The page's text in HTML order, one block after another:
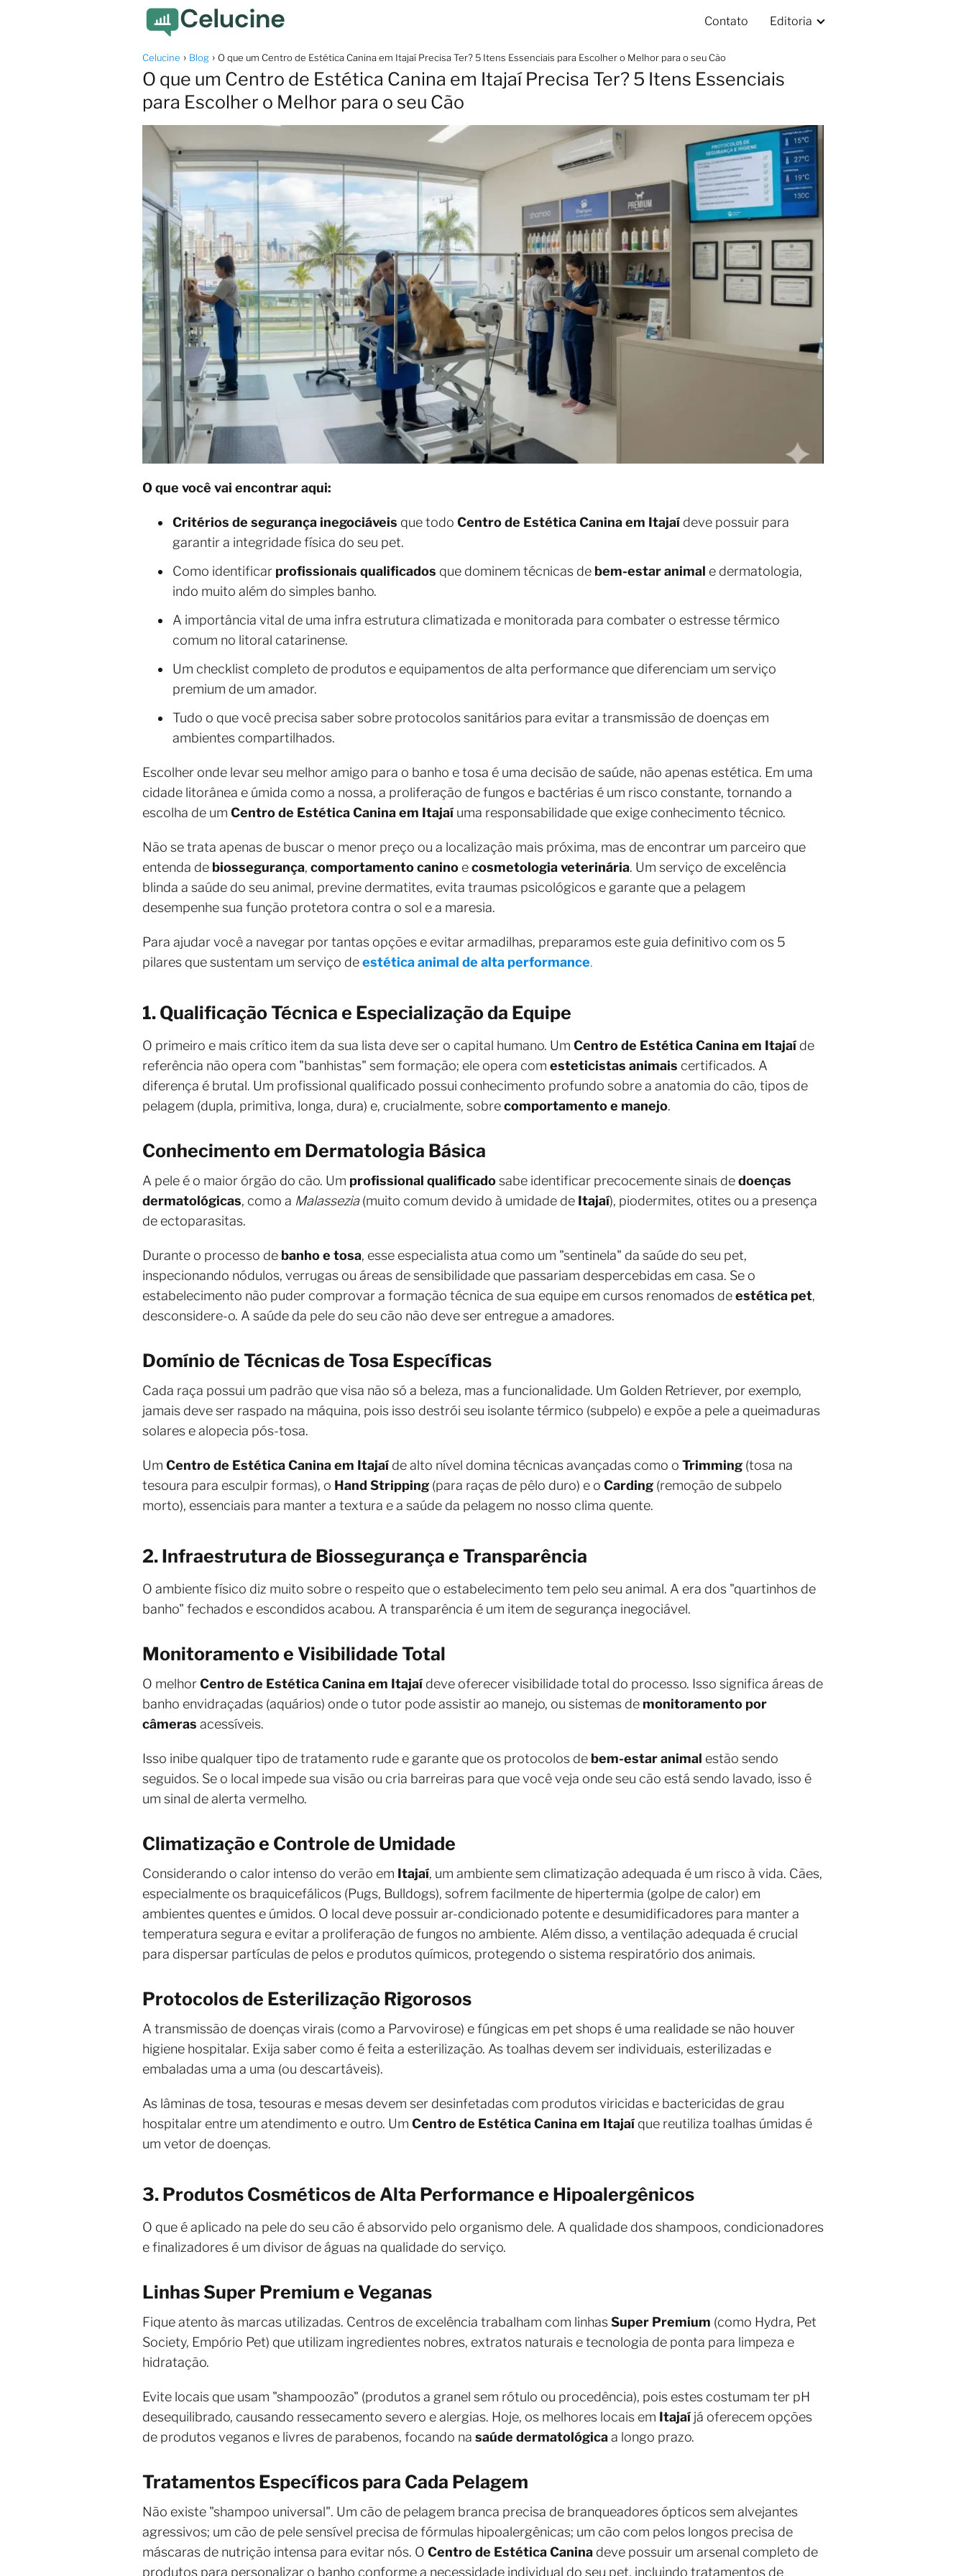
Contato Editoria
Celucine Blog O que um Centro de Estética Canina em Itajaí Precisa Ter? 5 Itens Essenciais para Escolher o Melhor para o seu Cão
O que um Centro de Estética Canina em Itajaí Precisa Ter? 5 Itens Essenciais
para Escolher o Melhor para o seu Cão
O que você vai encontrar aqui:
Critérios de segurança inegociáveis que todo Centro de Estética Canina em Itajaí deve possuir para
garantir a integridade física do seu pet.
Como identificar profissionais qualificados que dominem técnicas de bem-estar animal e dermatologia,
indo muito além do simples banho.
A importância vital de uma infra estrutura climatizada e monitorada para combater o estresse térmico
comum no litoral catarinense.
Um checklist completo de produtos e equipamentos de alta performance que diferenciam um serviço
premium de um amador.
Tudo o que você precisa saber sobre protocolos sanitários para evitar a transmissão de doenças em
ambientes compartilhados.
Escolher onde levar seu melhor amigo para o banho e tosa é uma decisão de saúde, não apenas estética. Em uma
cidade litorânea e úmida como a nossa, a proliferação de fungos e bactérias é um risco constante, tornando a
escolha de um Centro de Estética Canina em Itajaí uma responsabilidade que exige conhecimento técnico.
Não se trata apenas de buscar o menor preço ou a localização mais próxima, mas de encontrar um parceiro que
entenda de biossegurança, comportamento canino ecosmetologia veterinária. Um serviço de excelência
blinda a saúde do seu animal, previne dermatites, evita traumas psicológicos e garante que a pelagem
desempenhe sua função protetora contra o sol e a maresia.
Para ajudar você a navegar por tantas opções e evitar armadilhas, preparamos este guia definitivo com os 5
pilares que sustentam um serviço deestética animal de alta performance.
1. Qualificação Técnica e Especialização da Equipe
O primeiro e mais crítico item da sua lista deve ser o capital humano. Um Centro de Estética Canina em Itajaí de
referência não opera com "banhistas" sem formação; ele opera com esteticistas animais certificados. A
diferença é brutal. Um profissional qualificado possui conhecimento profundo sobre a anatomia do cão, tipos de
pelagem (dupla, primitiva, longa, dura) e, crucialmente, sobrecomportamento e manejo.
Conhecimento em Dermatologia Básica
A pele é o maior órgão do cão. Um profissional qualificadosabe identificar precocemente sinais dedoenças
dermatológicas, como a Malassezia(muito comum devido à umidade de Itajaí), piodermites, otites ou a presença
de ectoparasitas.
Durante o processo de banho e tosa, esse especialista atua como um "sentinela" da saúde do seu pet,
inspecionando nódulos, verrugas ou áreas de sensibilidade que passariam despercebidas em casa. Se o
estabelecimento não puder comprovar a formação técnica de sua equipe em cursos renomados deestética pet,
desconsidere-o. A saúde da pele do seu cão não deve ser entregue a amadores.
Domínio de Técnicas de Tosa Específicas
Cada raça possui um padrão que visa não só a beleza, mas a funcionalidade. Um Golden Retriever, por exemplo,
jamais deve ser raspado na máquina, pois isso destrói seu isolante térmico (subpelo) e expõe a pele a queimaduras
solares e alopecia pós-tosa.
Um Centro de Estética Canina em Itajaí de alto nível domina técnicas avançadas como o Trimming (tosa na
tesoura para esculpir formas), o Hand Stripping (para raças de pêlo duro) e o Carding (remoção de subpelo
morto), essenciais para manter a textura e a saúde da pelagem no nosso clima quente.
2. Infraestrutura de Biossegurança e Transparência
O ambiente físico diz muito sobre o respeito que o estabelecimento tem pelo seu animal. A era dos "quartinhos de
banho" fechados e escondidos acabou. A transparência é um item de segurança inegociável.
Monitoramento e Visibilidade Total
O melhorCentro de Estética Canina em Itajaí deve oferecer visibilidade total do processo. Isso significa áreas de
banho envidraçadas (aquários) onde o tutor pode assistir ao manejo, ou sistemas de monitoramento por
câmeras acessíveis.
Isso inibe qualquer tipo de tratamento rude e garante que os protocolos de bem-estar animal estão sendo
seguidos. Se o local impede sua visão ou cria barreiras para que você veja onde seu cão está sendo lavado, isso é
um sinal de alerta vermelho.
Climatização e Controle de Umidade
Considerando o calor intenso do verão em Itajaí, um ambiente sem climatização adequada é um risco à vida. Cães,
especialmente os braquicefálicos (Pugs, Bulldogs), sofrem facilmente de hipertermia (golpe de calor) em
ambientes quentes e úmidos. O local deve possuir ar-condicionado potente e desumidificadores para manter a
temperatura segura e evitar a proliferação de fungos no ambiente. Além disso, a ventilação adequada é crucial
para dispersar partículas de pelos e produtos químicos, protegendo o sistema respiratório dos animais.
Protocolos de Esterilização Rigorosos
A transmissão de doenças virais (como a Parvovirose) e fúngicas em pet shops é uma realidade se não houver
higiene hospitalar. Exija saber como é feita a esterilização. As toalhas devem ser individuais, esterilizadas e
embaladas uma a uma (ou descartáveis).
As lâminas de tosa, tesouras e mesas devem ser desinfetadas com produtos viricidas e bactericidas de grau
hospitalar entre um atendimento e outro. Um Centro de Estética Canina em Itajaí que reutiliza toalhas úmidas é
um vetor de doenças.
3. Produtos Cosméticos de Alta Performance e Hipoalergênicos
O que é aplicado na pele do seu cão é absorvido pelo organismo dele. A qualidade dos shampoos, condicionadores
e finalizadores é um divisor de águas na qualidade do serviço.
Linhas Super Premium e Veganas
Fique atento às marcas utilizadas. Centros de excelência trabalham com linhasSuper Premium (como Hydra, Pet
Society, Empório Pet) que utilizam ingredientes nobres, extratos naturais e tecnologia de ponta para limpeza e
hidratação.
Evite locais que usam "shampoozão" (produtos a granel sem rótulo ou procedência), pois estes costumam ter pH
desequilibrado, causando ressecamento severo e alergias. Hoje, os melhores locais em Itajaí já oferecem opções
de produtos veganos e livres de parabenos, focando na saúde dermatológicaa longo prazo.
Tratamentos Específicos para Cada Pelagem
Não existe "shampoo universal". Um cão de pelagem branca precisa de branqueadores ópticos sem alvejantes
agressivos; um cão de pele sensível precisa de fórmulas hipoalergênicas; um cão com pelos longos precisa de
máscaras de nutrição intensa para evitar nós. O Centro de Estética Canina deve possuir um arsenal completo de
produtos para personalizar o banho conforme a necessidade individual do seu pet, incluindo tratamentos de